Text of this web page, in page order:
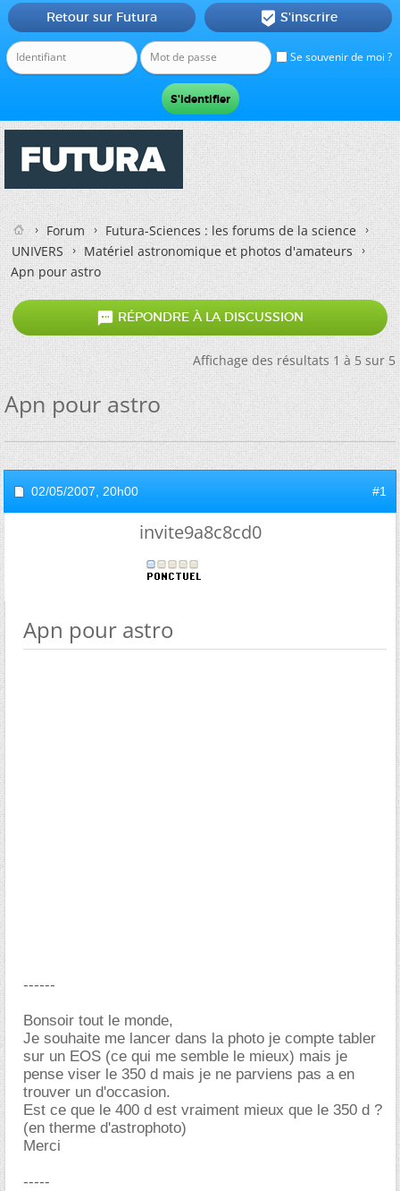
Se souvenir de moi ?
Retour sur Futura  S'inscrire
Forum
Futura-Sciences : les forums de la science
UNIVERS
Matériel astronomique et photos d'amateurs
Apn pour astro
 RÉPONDRE À LA DISCUSSION
Affichage des résultats 1 à 5 sur 5
Apn pour astro
02/05/2007, 20h00 #1
invite9a8c8cd0
Apn pour astro
------
Bonsoir tout le monde,
Je souhaite me lancer dans la photo je compte tabler
sur un EOS (ce qui me semble le mieux) mais je
pense viser le 350 d mais je ne parviens pas a en
trouver un d'occasion.
Est ce que le 400 d est vraiment mieux que le 350 d ?
(en therme d'astrophoto)
Merci
-----